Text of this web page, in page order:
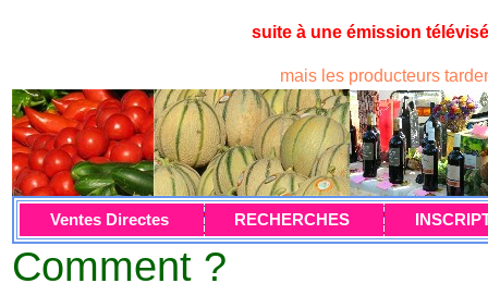
suite à une émission
mais les producteurs
Ventes Directes RECHERCHES
Comment ?